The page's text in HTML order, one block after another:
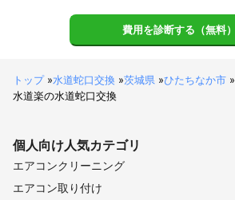
費用を診断する（無料）
トップ»水道蛇口交換 »茨城県 »ひたちなか市 »
水道楽の水道蛇口交換
個人向け人気カテゴリ
エアコンクリーニング
エアコン取り付け